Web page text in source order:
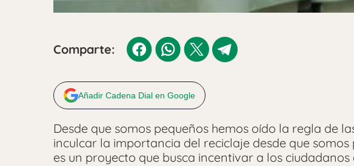
Comparte:
Añadir Cadena Dial en Google
Desde que somos pequeños hemos oído la regla de
inculcar la importancia del reciclaje desde que somos
es un proyecto que busca incentivar a los ciudadanos